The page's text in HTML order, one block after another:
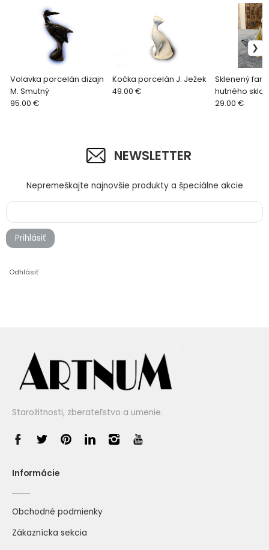
Volavka porcelán dizajn
M. Smutný
95.00 €
Kočka porcelán J. Ježek
49.00 €
Sklenený
hutného skla
František
29.00 €
NEWSLETTER
Nepremeškajte najnovšie produkty a špeciálne akcie
Prihlásiť
Odhlásiť
Starožitnosti, zberateľstvo a umenie.
Informácie
Obchodné podmienky
Zákaznícka sekcia